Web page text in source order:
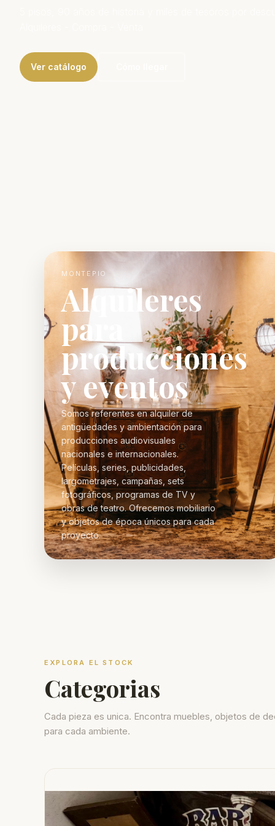
Ver catálogo
MONTEPIO
Alquileres
para
producciones
y eventos
Somos referentes en alquiler de
antigüedades y ambientación para
producciones audiovisuales
nacionales e internacionales.
Películas, series, publicidades,
largometrajes, campañas, sets
fotográficos, programas de TV y
obras de teatro. Ofrecemos mobiliario
y objetos de época únicos para cada
proyecto.
EXPLORA EL STOCK
Categorias
Cada pieza es unica. Encontra muebles, objetos de
para cada ambiente.